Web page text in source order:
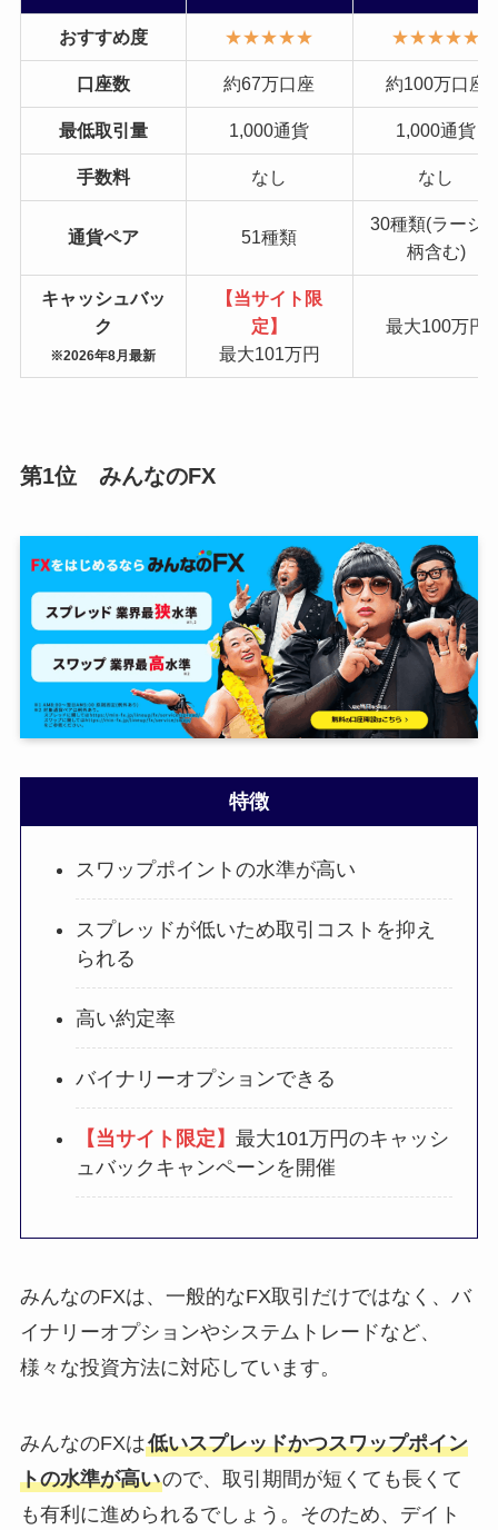
おすすめ度 ★★★★★ ★★★★★
口座数 約67万口座 約100万口座
最低取引量 1,000通貨 1,000通貨
手数料 なし なし
通貨ペア 51種類
30種類(ラージ
柄含む)
キャッシュバッ
ク
※2026年8月最新
【当サイト限
定】
最大101万円
最大100万円
第1位 みんなのFX
特徴
スワップポイントの水準が高い
スプレッドが低いため取引コストを抑え
られる
高い約定率
バイナリーオプションできる
【当サイト限定】最大101万円のキャッシ
ュバックキャンペーンを開催
みんなのFXは、一般的なFX取引だけではなく、バ
イナリーオプションやシステムトレードなど、
様々な投資方法に対応しています。
みんなのFXは低いスプレッドかつスワップポイン
トの水準が高いので、取引期間が短くても長くて
も有利に進められるでしょう。そのため、デイト